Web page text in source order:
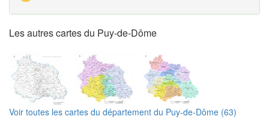
Les autres cartes du Puy-de-Dôme
Voir toutes les cartes du département du Puy-de-Dôme (63)